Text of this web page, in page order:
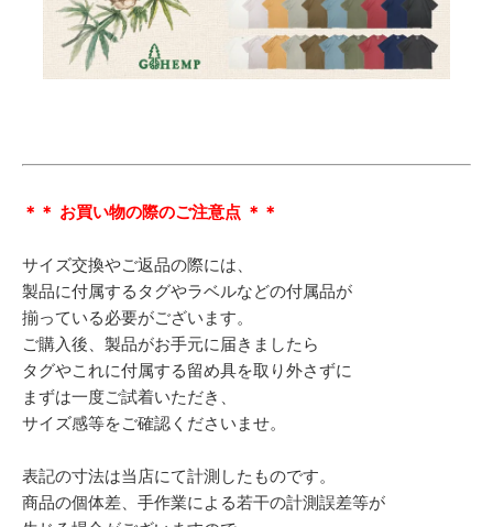
＊＊ お買い物の際のご注意点 ＊＊
サイズ交換やご返品の際には、
製品に付属するタグやラベルなどの付属品が
揃っている必要がございます。
ご購入後、製品がお手元に届きましたら
タグやこれに付属する留め具を取り外さずに
まずは一度ご試着いただき、
サイズ感等をご確認くださいませ。
表記の寸法は当店にて計測したものです。
商品の個体差、手作業による若干の計測誤差等が